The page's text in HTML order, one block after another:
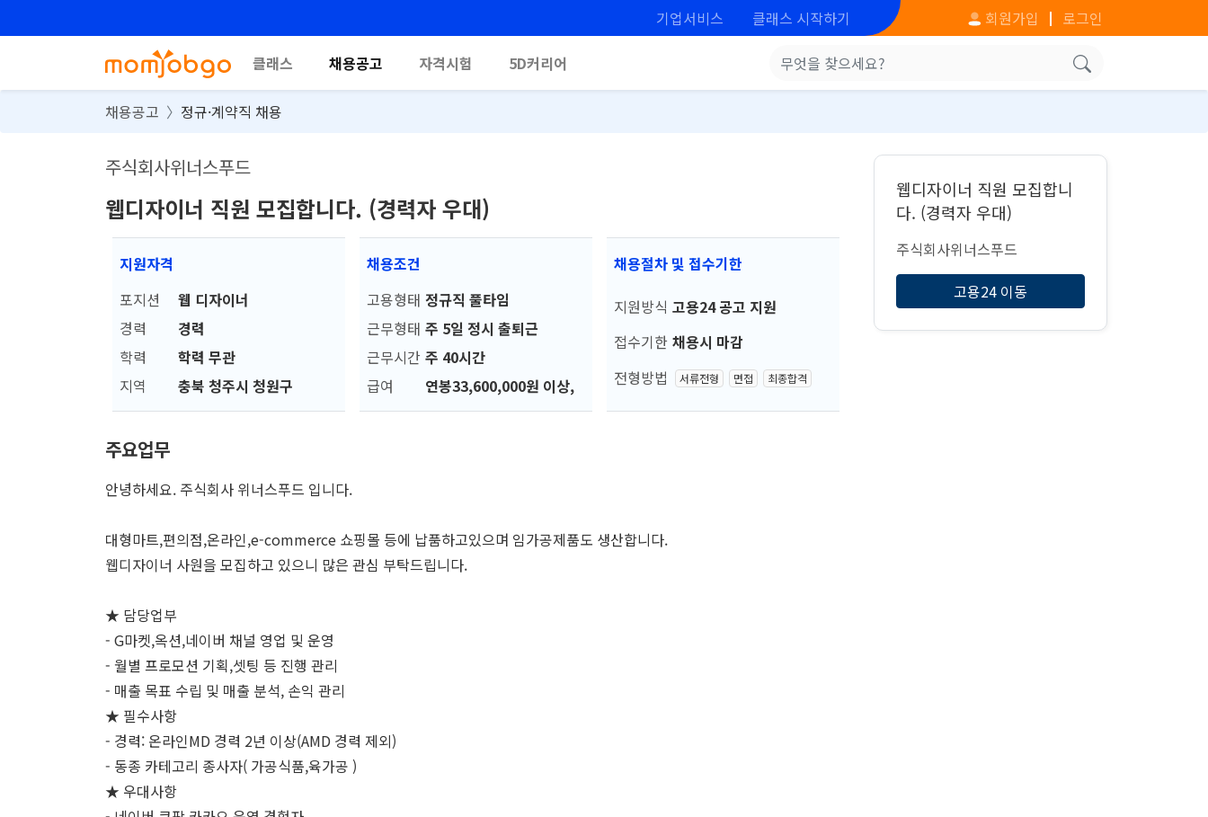
기업서비스 클래스 시작하기 회원가입 로그인
클래스 채용공고 자격시험 5D커리어
채용공고 정규·계약직 채용
주식회사위너스푸드
웹디자이너 직원 모집합니다. (경력자 우대)
지원자격
포지션
웹 디자이너
경력
경력
학력
학력 무관
지역
충북 청주시 청원구
채용조건
고용형태 정규직 풀타임
근무형태 주 5일 정시 출퇴근
근무시간 주 40시간
급여
연봉33,600,000원 이상,
채용절차 및 접수기한
지원방식 고용24 공고 지원
접수기한 채용시 마감
전형방법
서류전형 면접 최종합격
주요업무
안녕하세요. 주식회사 위너스푸드 입니다.
대형마트,편의점,온라인,e-commerce 쇼핑몰 등에 납품하고있으며 임가공제품도 생산합니다.
웹디자이너 사원을 모집하고 있으니 많은 관심 부탁드립니다.
★ 담당업부
- G마켓,옥션,네이버 채널 영업 및 운영
- 월별 프로모션 기획,셋팅 등 진행 관리
- 매출 목표 수립 및 매출 분석, 손익 관리
★ 필수사항
- 경력: 온라인MD 경력 2년 이상(AMD 경력 제외)
- 동종 카테고리 종사자( 가공식품,육가공 )
★ 우대사항
웹디자이너 직원 모집합니
다. (경력자 우대)
주식회사위너스푸드
고용24 이동